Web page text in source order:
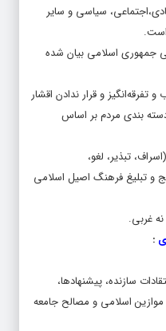
است.
جمهوری اسلامی بیان شده
و قرار ندادن اقشار
بندی مردم بر اساس
تبذیر، لغو،
تبلیغ فرهنگ اصیل اسلامی
غربی.
سازنده، پیشنهادها،
اسلامی و مصالح جامعه
منطق و استدلال و پرهیز از